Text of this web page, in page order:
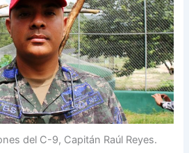
del C-9, Capitán Raúl Reyes.